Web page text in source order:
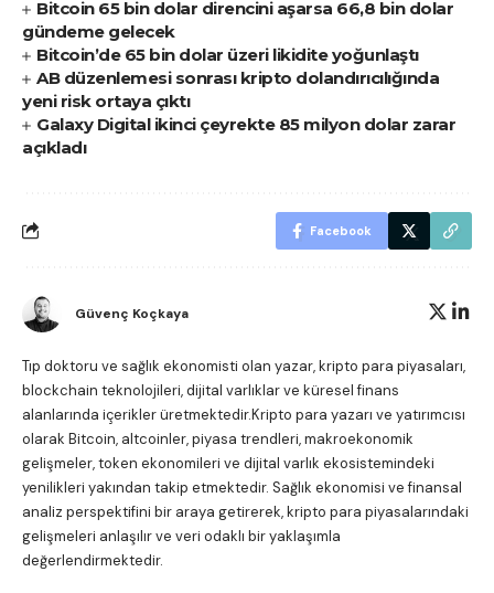
Bitcoin 65 bin dolar direncini aşarsa 66,8 bin dolar
gündeme gelecek
Bitcoin’de 65 bin dolar üzeri likidite yoğunlaştı
AB düzenlemesi sonrası kripto dolandırıcılığında
yeni risk ortaya çıktı
Galaxy Digital ikinci çeyrekte 85 milyon dolar zarar
açıkladı
Facebook
Güvenç Koçkaya
Tıp doktoru ve sağlık ekonomisti olan yazar, kripto para piyasaları,
blockchain teknolojileri, dijital varlıklar ve küresel finans
alanlarında içerikler üretmektedir.Kripto para yazarı ve yatırımcısı
olarak Bitcoin, altcoinler, piyasa trendleri, makroekonomik
gelişmeler, token ekonomileri ve dijital varlık ekosistemindeki
yenilikleri yakından takip etmektedir. Sağlık ekonomisi ve finansal
analiz perspektifini bir araya getirerek, kripto para piyasalarındaki
gelişmeleri anlaşılır ve veri odaklı bir yaklaşımla
değerlendirmektedir.